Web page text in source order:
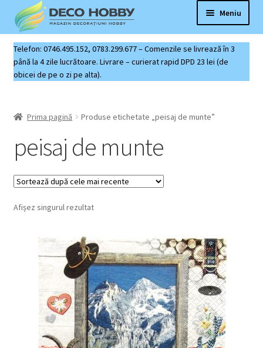
Sari
la
navigare
Sari
la
conținut
Meniu
Deco Hobby
Contact
Coș produse
Telefon: 0746.495.152, 0783.299.677 – Comenzile se livrează în 3
până la 4 zile lucrătoare. Livrare – curierat rapid DPD 23 lei (de
obicei de pe o zi pe alta).
Prima pagină Produse etichetate „peisaj de munte”
peisaj de munte
Afișez singurul rezultat